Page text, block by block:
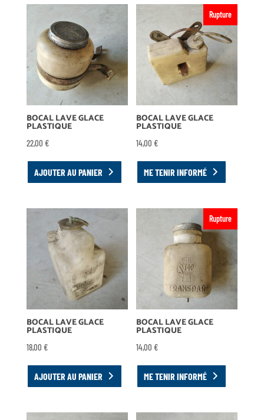
BOCAL LAVE GLACE
PLASTIQUE
22,00 €
AJOUTER AU PANIER
Rupture
BOCAL LAVE GLACE
PLASTIQUE
14,00€
ME TENIR INFORMÉ
BOCAL LAVE GLACE
PLASTIQUE
18,00 €
AJOUTER AU PANIER
Rupture
BOCAL LAVE GLACE
PLASTIQUE
14,00€
ME TENIR INFORMÉ